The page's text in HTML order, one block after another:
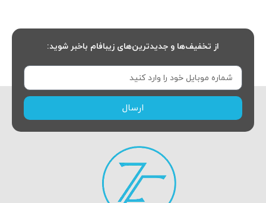
از تخفیف‌ها و جدیدترین‌های زیبافام باخبر شوید:
ارسال